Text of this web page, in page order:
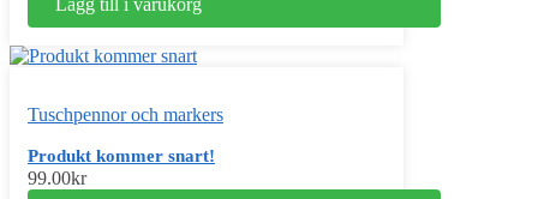
Lägg till i varukorg
Tuschpennor och markers
Produkt kommer snart!
99.00kr